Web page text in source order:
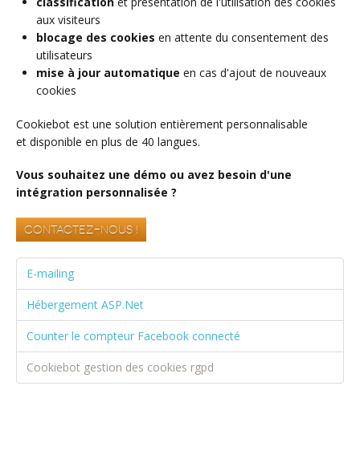
aux visiteurs
blocage des cookies en attente du consentement des
utilisateurs
mise à jour automatique en cas d'ajout de nouveaux
cookies
Cookiebot est une solution entièrement personnalisable
et disponible en plus de 40 langues.
Vous souhaitez une démo ou avez besoin d'une
intégration personnalisée ?
Contactez-nous !
E-mailing
Hébergement ASP.Net
Counter le compteur Facebook connecté
Cookiebot gestion des cookies rgpd